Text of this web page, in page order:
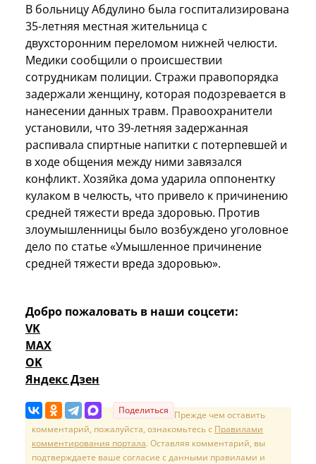
В больницу Абдулино была госпитализирована
35-летняя местная жительница с
двухсторонним переломом нижней челюсти.
Медики сообщили о происшествии
сотрудникам полиции. Стражи правопорядка
задержали женщину, которая подозревается в
нанесении данных травм. Правоохранители
установили, что 39-летняя задержанная
распивала спиртные напитки с потерпевшей и
в ходе общения между ними завязался
конфликт. Хозяйка дома ударила оппонентку
кулаком в челюсть, что привело к причинению
средней тяжести вреда здоровью. Против
злоумышленницы было возбуждено уголовное
дело по статье «Умышленное причинение
средней тяжести вреда здоровью».
Добро пожаловать в наши соцсети:
VK
MAX
OK
Яндекс Дзен
Поделиться Прежде чем оставить
комментарий, пожалуйста, ознакомьтесь с Правилами
комментирования портала. Оставляя комментарий, вы
подтверждаете ваше согласие с данными правилами и